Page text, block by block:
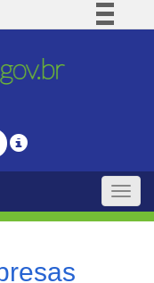
Comunica BR
Legislação
Toggle